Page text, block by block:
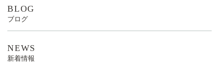
BLOG
ブログ
NEWS
新着情報